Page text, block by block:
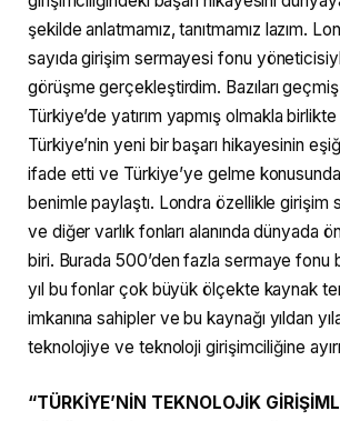
şekilde anlatmamız, tanıtmamız lazım.
sayıda girişim sermayesi fonu
görüşme gerçekleştirdim. Bazıları
Türkiye’de yatırım yapmış olmakla
Türkiye’nin yeni bir başarı hikayesinin
ifade etti ve Türkiye’ye gelme
benimle paylaştı. Londra özellikle girişim
ve diğer varlık fonları alanında dünyada
biri. Burada 500’den fazla sermaye fonu
yıl bu fonlar çok büyük ölçekte kaynak
imkanına sahipler ve bu kaynağı yıldan
teknolojiye ve teknoloji girişimciliğine
“TÜRKİYE’NİN TEKNOLOJİK